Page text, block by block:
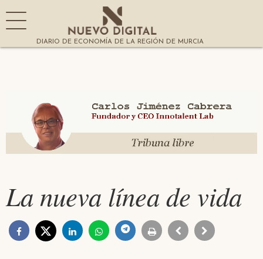
DIARIO DE ECONOMÍA DE LA REGIÓN DE MURCIA
La nueva línea de vida